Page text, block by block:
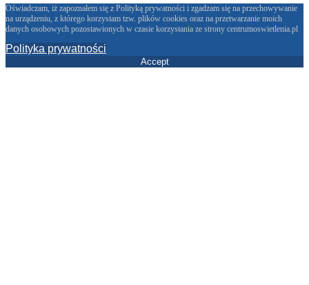
Oświadczam, iż zapoznałem się z Polityką prywatności i zgadzam się na przechowywanie
na urządzeniu, z którego korzystam tzw. plików cookies oraz na przetwarzanie moich
danych osobowych pozostawionych w czasie korzystania ze strony centrumoswietlenia.pl
Polityka prywatności
Accept